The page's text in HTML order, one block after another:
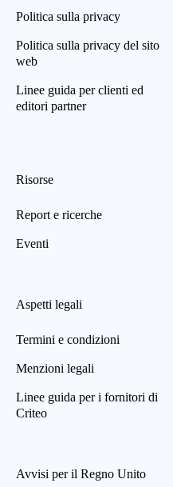
Politica sulla privacy
Politica sulla privacy del sito
web
Linee guida per clienti ed
editori partner
Risorse
Report e ricerche
Eventi
Aspetti legali
Termini e condizioni
Menzioni legali
Linee guida per i fornitori di
Criteo
Avvisi per il Regno Unito